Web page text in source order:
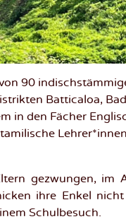
90
Batticaloa,
in den Fächer
gezwungen,
ihre Enkel
Schulbesuch.